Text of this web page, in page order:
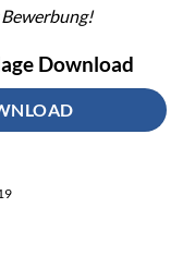
Download